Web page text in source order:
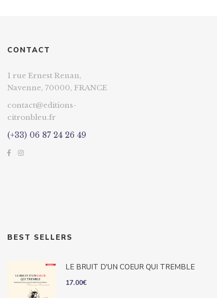
CONTACT
1 rue Ernest Renan,
Navenne, 70000, FRANCE
contact@editions-
citronbleu.fr
(+33) 06 87 24 26 49
BEST SELLERS
LE BRUIT D'UN COEUR QUI TREMBLE
17.00€